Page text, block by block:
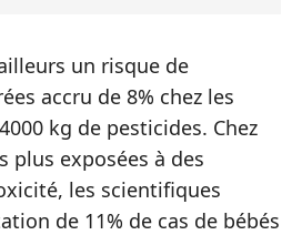
un risque de
accru de 8% chez les
kg de pesticides. Chez
plus exposées à des
les scientifiques
de 11% de cas de bébés